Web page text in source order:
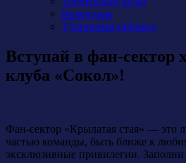
Календарь
Турнирная таблица
Вступай в фан-сектор
клуба «Сокол»!
Фан-сектор «Крылатая стая» — это
частью команды, быть ближе к
эксклюзивные привилегии. Заполни